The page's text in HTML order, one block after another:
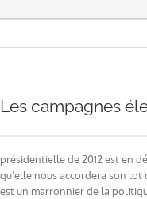
Les campagnes
présidentielle de 2012 est en
qu’elle nous accordera son lot
est un marronnier de la